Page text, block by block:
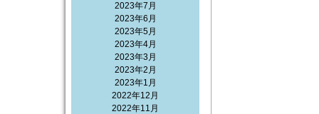
2023年7月
2023年6月
2023年5月
2023年4月
2023年3月
2023年2月
2023年1月
2022年12月
2022年11月